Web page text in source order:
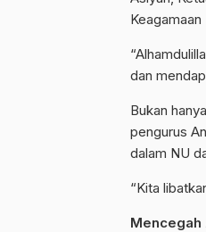
dan
Bukan
pengurus
dalam NU
“Kita
Mencegah